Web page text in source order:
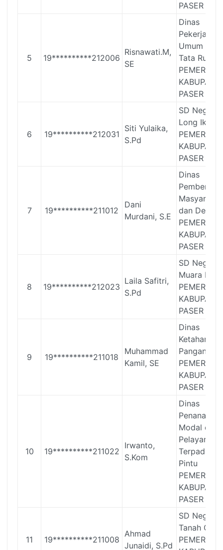
PASER
5 19**********212006
Risnawati.M,
SE
Dinas
Pekerjaan
Umum dan
Tata Ruang
PASER
6 19**********212031
Siti Yulaika,
S.Pd
SD Negeri
Long Ikis
PASER
7 19**********211012
Dani
Murdani, S.E
Dinas
Masyarakat
dan Desa
PASER
8 19**********212023
Laila Safitri,
S.Pd
SD Negeri
Muara
PASER
9 19**********211018
Muhammad
Kamil, SE
Dinas
Ketahanan
Pangan
PASER
10 19**********211022
Irwanto,
S.Kom
Dinas
Penanaman
Modal dan
Pelayanan
Terpadu
Pintu
PASER
11 19**********211008
Ahmad
Junaidi, S.Pd
SD Negeri
Tanah